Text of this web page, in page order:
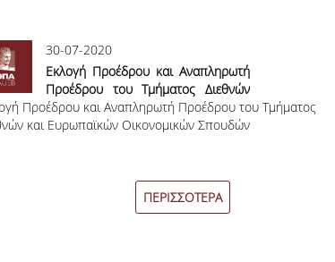
30-07-2020
Εκλογή Προέδρου και Αναπληρωτή
Προέδρου του Τμήματος Διεθνών
και Ευρωπαϊκών Οικονομικών
Σπουδών
Προέδρου και Αναπληρωτή Προέδρου του Τμήματος
και Ευρωπαϊκών Οικονομικών Σπουδών
ΠΕΡΙΣΣΟΤΕΡΑ